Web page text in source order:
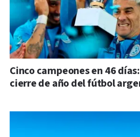
Cinco campeones en 46
cierre de año del fútbol